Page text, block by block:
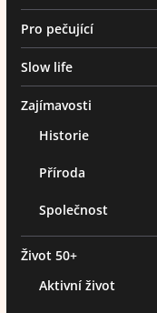
Pro pečující
Slow life
Zajímavosti
Historie
Příroda
Společnost
Život 50+
Aktivní život